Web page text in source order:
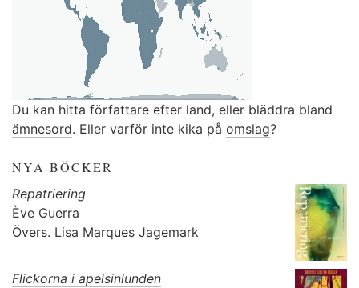
Du kan hitta författare efter land, eller bläddra bland
ämnesord. Eller varför inte kika på omslag?
NYA BÖCKER
Repatriering
Ève Guerra
Övers. Lisa Marques Jagemark
Flickorna i apelsinlunden